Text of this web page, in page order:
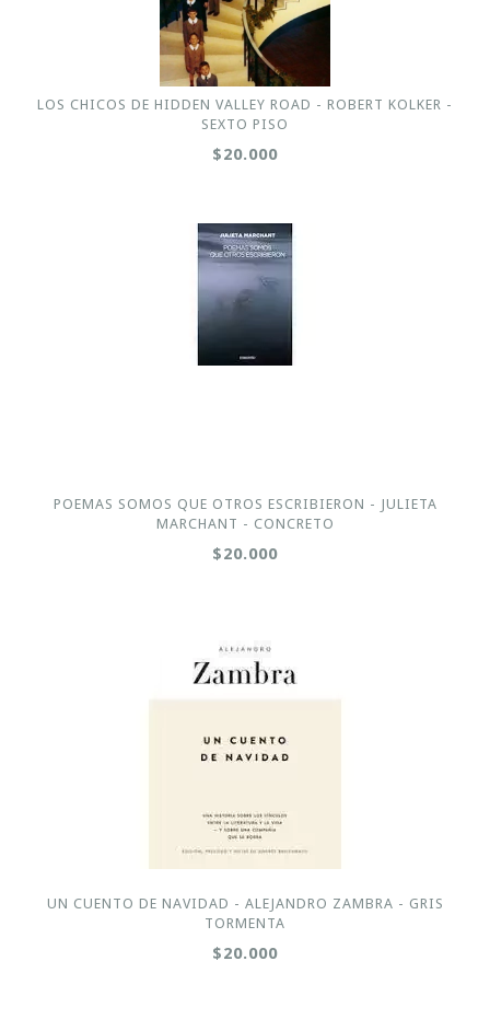
LOS CHICOS DE HIDDEN VALLEY ROAD - ROBERT KOLKER -
SEXTO PISO
$20.000
POEMAS SOMOS QUE OTROS ESCRIBIERON - JULIETA
MARCHANT - CONCRETO
$20.000
UN CUENTO DE NAVIDAD - ALEJANDRO ZAMBRA - GRIS
TORMENTA
$20.000